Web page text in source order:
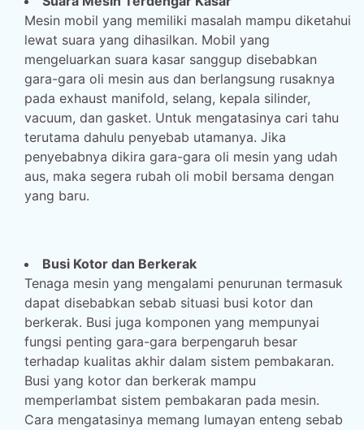
Mesin mobil yang memiliki masalah mampu diketahui
lewat suara yang dihasilkan. Mobil yang
mengeluarkan suara kasar sanggup disebabkan
gara-gara oli mesin aus dan berlangsung rusaknya
pada exhaust manifold, selang, kepala silinder,
vacuum, dan gasket. Untuk mengatasinya cari tahu
terutama dahulu penyebab utamanya. Jika
penyebabnya dikira gara-gara oli mesin yang udah
aus, maka segera rubah oli mobil bersama dengan
yang baru.
Busi Kotor dan Berkerak
Tenaga mesin yang mengalami penurunan termasuk
dapat disebabkan sebab situasi busi kotor dan
berkerak. Busi juga komponen yang mempunyai
fungsi penting gara-gara berpengaruh besar
terhadap kualitas akhir dalam sistem pembakaran.
Busi yang kotor dan berkerak mampu
memperlambat sistem pembakaran pada mesin.
Cara mengatasinya memang lumayan enteng sebab